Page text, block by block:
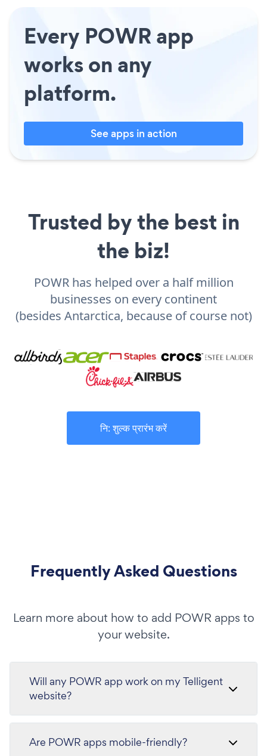
Every POWR app
works on any
platform.
See apps in action
Trusted by the best in
the biz!
POWR has helped over a half million
businesses on every continent
(besides Antarctica, because of course not)
नि: शुल्क प्रारंभ करें
Frequently Asked Questions
Learn more about how to add POWR apps to
your website.
Will any POWR app work on my Telligent
website?
Are POWR apps mobile-friendly?